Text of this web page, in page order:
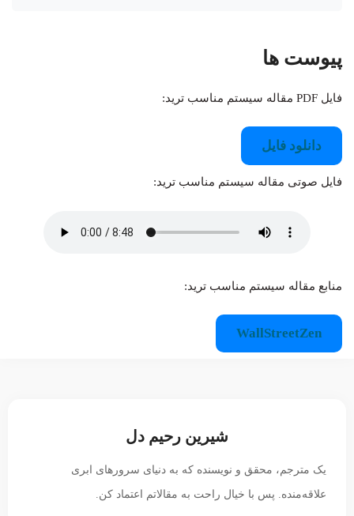
پیوست ها
فایل PDF مقاله سیستم مناسب ترید:
دانلود فایل
فایل صوتی مقاله سیستم مناسب ترید:
منابع مقاله سیستم مناسب ترید:
WallStreetZen
شیرین رحیم دل
یک مترجم، محقق و نویسنده که به دنیای سرورهای ابری
علاقه‌منده. پس با خیال راحت به مقالاتم اعتماد کن.